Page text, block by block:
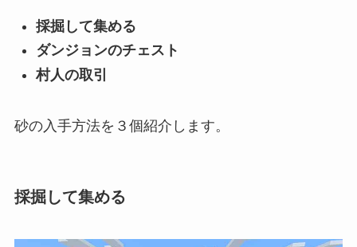
採掘して集める
ダンジョンのチェスト
村人の取引
砂の入手方法を３個紹介します。
採掘して集める